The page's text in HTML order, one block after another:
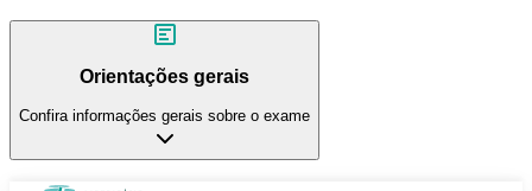
Orientações gerais
Confira informações gerais sobre o exame